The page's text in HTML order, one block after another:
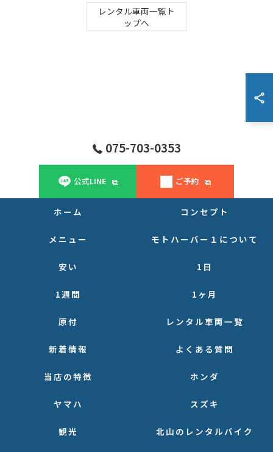
レンタル車両一覧ト
ップへ
075-703-0353
公式LINE ご予約
ホーム コンセプト
メニュー モトハーバー１について
安い 1日
1週間 1ヶ月
原付 レンタル車両一覧
新着情報 よくある質問
当店の特徴 ホンダ
ヤマハ スズキ
観光 北山のレンタルバイク